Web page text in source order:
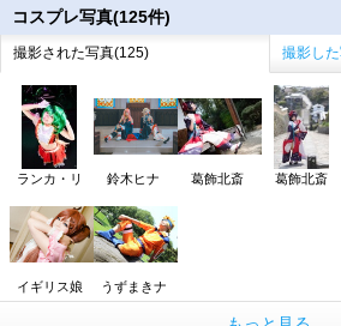
コスプレ写真(125件)
撮影された写真(125) 撮影し
ランカ・リ 鈴木ヒナ 葛飾北斎 葛飾北斎
イギリス娘 うずまきナ